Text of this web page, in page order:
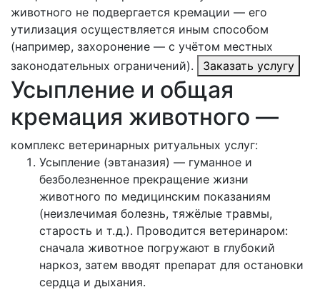
животного не подвергается кремации — его
утилизация осуществляется иным способом
(например, захоронение — с учётом местных
законодательных ограничений).
Заказать услугу
Усыпление и общая
кремация животного —
комплекс ветеринарных ритуальных услуг:
Усыпление (эвтаназия) — гуманное и
безболезненное прекращение жизни
животного по медицинским показаниям
(неизлечимая болезнь, тяжёлые травмы,
старость и т. д.). Проводится ветеринаром:
сначала животное погружают в глубокий
наркоз, затем вводят препарат для остановки
сердца и дыхания.